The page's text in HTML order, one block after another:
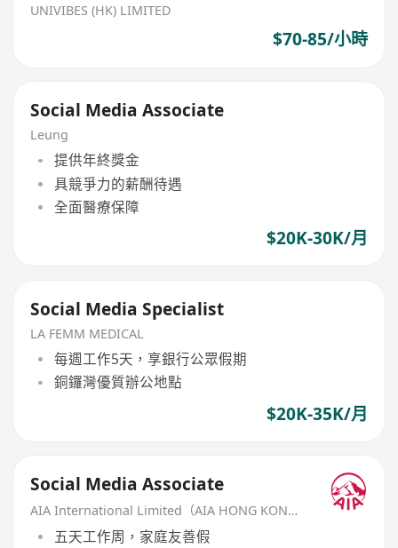
UNIVIBES (HK) LIMITED
$70-85/小時
Social Media Associate
Leung
提供年終獎金
具競爭力的薪酬待遇
全面醫療保障
$20K-30K/月
Social Media Specialist
LA FEMM MEDICAL
每週工作5天，享銀行公眾假期
銅鑼灣優質辦公地點
$20K-35K/月
Social Media Associate
AIA International Limited（AIA HONG KONG）
五天工作周，家庭友善假